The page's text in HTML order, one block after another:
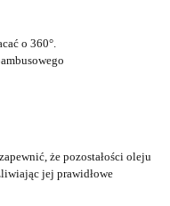
o 360°.
zapewnić, że pozostałości oleju
jej prawidłowe